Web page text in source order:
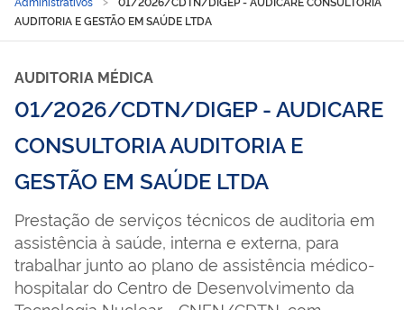
AUDITORIA E GESTÃO EM SAÚDE LTDA
AUDITORIA MÉDICA
01/2026/CDTN/DIGEP - AUDICARE
CONSULTORIA AUDITORIA E
GESTÃO EM SAÚDE LTDA
Prestação de serviços técnicos de auditoria em
assistência à saúde, interna e externa, para
trabalhar junto ao plano de assistência médico-
hospitalar do Centro de Desenvolvimento da